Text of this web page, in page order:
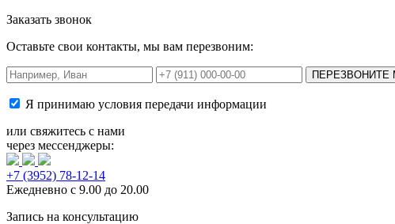
Заказать звонок
Оставьте свои контакты, мы вам перезвоним:
Я принимаю условия передачи информации
или свяжитесь с нами
через мессенджеры:
+7 (3952) 78-12-14
Ежедневно с 9.00 до 20.00
Запись на консультацию